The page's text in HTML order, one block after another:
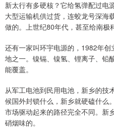
新太行有多硬核？它给氢弹配过电
大型运输机供过货，连蛟龙号深海
做的。上世纪80年代，甚至给南极
还有一家叫环宇电源的，1982年
地之一。镍镉、镍氢、锂离子、铅
能覆盖。
从军工电池到民用电池，新乡的技
候国外封锁什么，新乡就硬磕什么
市场驱动起来的路径完全不同。新
硝烟味的。